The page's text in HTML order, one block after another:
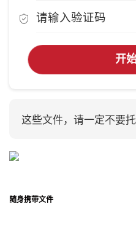
开
这些文件，请一定不要托
随身携带文件